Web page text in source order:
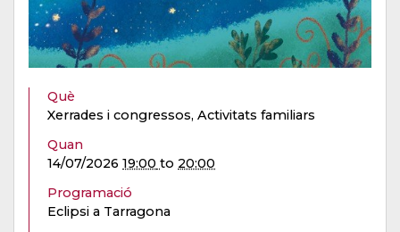
Què
Xerrades i congressos, Activitats familiars
Quan
14/07/2026 19:00 to 20:00
Programació
Eclipsi a Tarragona